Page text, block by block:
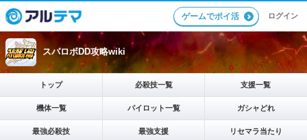
ゲームでポイ活 ログイン
スパロボDD攻略wiki
トップ 必殺技一覧 支援一覧
機体一覧 パイロット一覧 ガシャどれ
最強必殺技 最強支援 リセマラ当たり